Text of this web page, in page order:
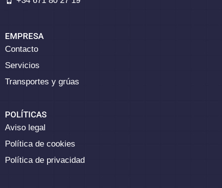
EMPRESA
Contacto
Servicios
Transportes y grúas
POLÍTICAS
Aviso legal
Política de cookies
Política de privacidad